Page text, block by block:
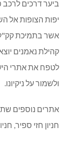
ביער דרכים לרכב
יפות הצופות אל
אשר בתמיכת קק"ל
קהילת נאמנים
לטפח את אתרי
ולשמור על ניקיונו.
אתרים נוספים
חניון חזי ספיר,